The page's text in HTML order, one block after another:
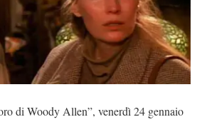
di Woody Allen”, venerdì 24 gennaio